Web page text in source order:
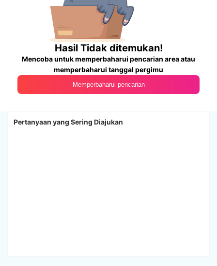
Hasil Tidak ditemukan!
Mencoba untuk memperbaharui pencarian area atau
memperbaharui tanggal pergimu
Memperbaharui pencarian
Pertanyaan yang Sering Diajukan